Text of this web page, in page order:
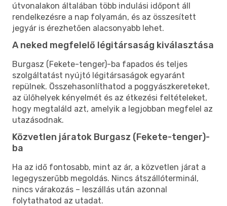
útvonalakon általában több indulási időpont áll
rendelkezésre a nap folyamán, és az összesített
jegyár is érezhetően alacsonyabb lehet.
A neked megfelelő légitársaság kiválasztása
Burgasz (Fekete-tenger)-ba fapados és teljes
szolgáltatást nyújtó légitársaságok egyaránt
repülnek. Összehasonlíthatod a poggyászkereteket,
az ülőhelyek kényelmét és az étkezési feltételeket,
hogy megtaláld azt, amelyik a legjobban megfelel az
utazásodnak.
Közvetlen járatok Burgasz (Fekete-tenger)-
ba
Ha az idő fontosabb, mint az ár, a közvetlen járat a
legegyszerűbb megoldás. Nincs átszállóterminál,
nincs várakozás – leszállás után azonnal
folytathatod az utadat.